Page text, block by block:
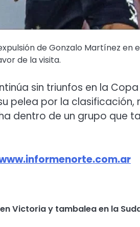
de Gonzalo Martínez
de la visita.
sin triunfos en la
pelea por la clasificación,
dentro de un grupo que
Victoria y tambalea en la